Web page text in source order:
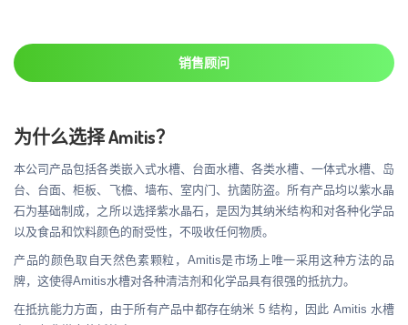
销售顾问
为什么选择 Amitis？
本公司产品包括各类嵌入式水槽、台面水槽、各类水槽、一体式水槽、岛
台、台面、柜板、飞檐、墙布、室内门、抗菌防盗。所有产品均以紫水晶
石为基础制成，之所以选择紫水晶石，是因为其纳米结构和对各种化学品
以及食品和饮料颜色的耐受性，不吸收任何物质。
产品的颜色取自天然色素颗粒，Amitis是市场上唯一采用这种方法的品
牌，这使得Amitis水槽对各种清洁剂和化学品具有很强的抵抗力。
在抵抗能力方面，由于所有产品中都存在纳米 5 结构，因此 Amitis 水槽